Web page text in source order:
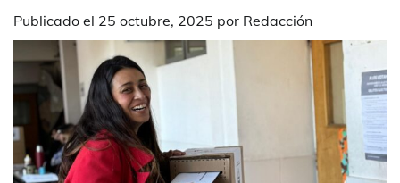
Publicado el 25 octubre, 2025 por Redacción